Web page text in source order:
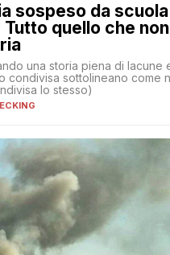
sospeso da
quello che
una storia piena di lacune
condivisa sottolineano come
lo stesso)